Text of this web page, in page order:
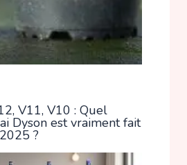
V11, V10 : Quel
Dyson est vraiment fait
?